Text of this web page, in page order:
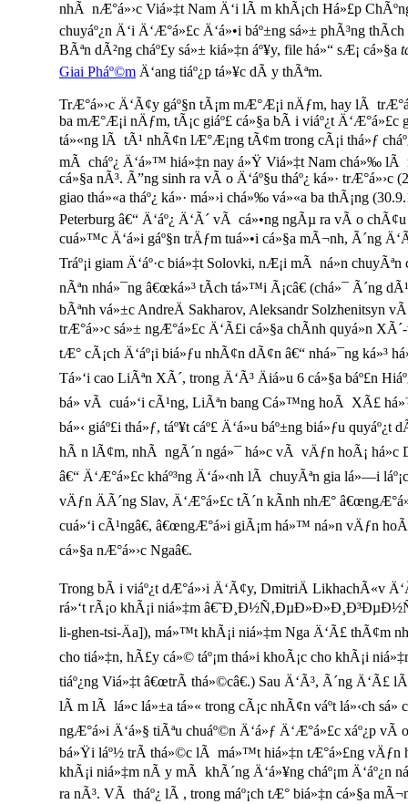
nhÃ nÆ°á»›c Viá»‡t Nam Ä‘i lÃ m khÃ¡ch Há»£p ChÃºng
chuyáº¿n Ä‘i Ä‘Æ°á»£c Ä‘á»•i báº±ng sá»± phÃ³ng
BÃªn dÃ²ng cháº£y sá»± kiá»‡n áº¥y, file há»“ sÆ¡ cá»§a
Giai Pháº©m Ä‘ang tiáº¿p tá»¥c dÃ y thÃªm.
TrÆ°á»›c Ä‘Ã¢y gáº§n tÃ¡m mÆ°Æ¡i nÄƒm, hay lÃ
ba mÆ°Æ¡i nÄƒm, tÃ¡c giáº£ cá»§a bÃ i viáº¿t Ä‘Æ°á»£c
tá»«ng lÃ tÃ¹ nhÃ¢n lÆ°Æ¡ng tÃ¢m trong cÃ¡i thá»ƒ
mÃ cháº¿ Ä‘á»™ hiá»‡n nay á»Ÿ Viá»‡t Nam chá»‰ lÃ
cá»§a nÃ³. Ã”ng sinh ra vÃ o Ä‘áº§u tháº¿ ká»· trÆ°á»›c
giao thá»«a tháº¿ ká»· má»›i chá»‰ vá»«a ba thÃ¡ng
Peterburg â€“ Ä‘áº¿ Ä‘Ã´ vÃ cá»•ng ngÃµ ra vÃ o
cuá»™c Ä‘á»i gáº§n trÄƒm tuá»•i cá»§a mÃ¬nh, Ã´ng
Tráº¡i giam Ä‘áº·c biá»‡t Solovki, nÆ¡i mÃ ná»n
nÃªn nhá»¯ng â€œká»³ tÃ­ch tá»™i Ã¡câ€ (chá»¯ Ã´ng
bÃªnh vá»±c AndreÄ­ Sakharov, Aleksandr Solzhenitsyn
trÆ°á»›c sá»± ngÆ°á»£c Ä‘Ã£i cá»§a chÃ­nh quyá»n
tÆ° cÃ¡ch Ä‘áº¡i biá»ƒu nhÃ¢n dÃ¢n â€“ nhá»¯ng ká»³
Tá»‘i cao LiÃªn XÃ´, trong Ä‘Ã³ Äiá»u 6 cá»§a báº£n
bá» vÃ cuá»‘i cÃ¹ng, LiÃªn bang Cá»™ng hoÃ XÃ£
bá»‹ giáº£i thá»ƒ, táº¥t cáº£ Ä‘á»u báº±ng biá»ƒu
hÃ n lÃ¢m, nhÃ ngÃ´n ngá»¯ há»c vÃ vÄƒn hoÃ¡
â€“ Ä‘Æ°á»£c kháº³ng Ä‘á»‹nh lÃ chuyÃªn gia lá»—i
vÄƒn ÄÃ´ng Slav, Ä‘Æ°á»£c tÃ´n kÃ­nh nhÆ°
cuá»‘i cÃ¹ngâ€, â€œngÆ°á»i giÃ¡m há»™ ná»n vÄƒn
cá»§a nÆ°á»›c Ngaâ€.
Trong bÃ i viáº¿t dÆ°á»›i Ä‘Ã¢y, DmitriÄ­ LikhachÃ«v
rá»‘t rÃ¡o khÃ¡i niá»‡m
li-ghen-tsi-Ä­a]), má»™t khÃ¡i niá»‡m Nga Ä‘Ã£ thÃ¢m
cho tiá»‡n, hÃ£y cá»© táº¡m thá»i khoÃ¡c cho khÃ¡i
tiáº¿ng Viá»‡t â€œtrÃ­ thá»©câ€.) Sau Ä‘Ã³, Ã´ng Ä‘Ã£
lÃ m lÃ lá»c lá»±a tá»« trong cÃ¡c nhÃ¢n váº­t lá»‹ch sá»­
ngÆ°á»i Ä‘á»§ tiÃªu chuáº©n Ä‘á»ƒ Ä‘Æ°á»£c xáº¿p
bá»Ÿi láº½ trÃ­ thá»©c lÃ má»™t hiá»‡n tÆ°á»£ng vÄƒn
khÃ¡i niá»‡m nÃ y mÃ khÃ´ng Ä‘á»¥ng cháº¡m Ä‘áº¿n
ra nÃ³. VÃ tháº¿ lÃ , trong máº¡ch tÆ° biá»‡n cá»§a